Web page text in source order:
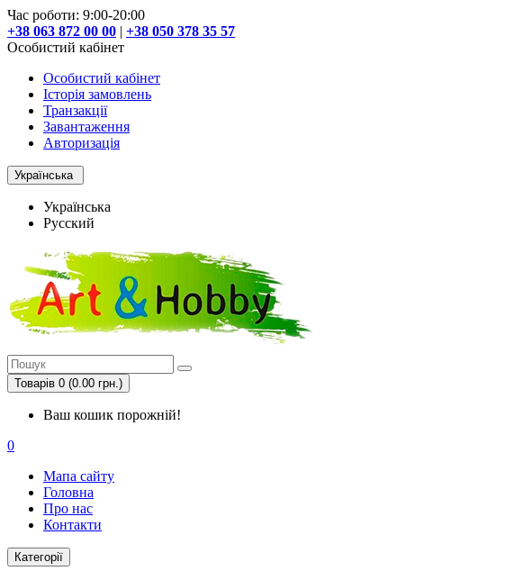
Час роботи: 9:00-20:00
+38 063 872 00 00 | +38 050 378 35 57
Особистий кабінет
Особистий кабінет
Історія замовлень
Транзакції
Завантаження
Авторизація
Українська
Українська
Русский
Товарів 0 (0.00 грн.)
Ваш кошик порожній!
0
Мапа сайту
Головна
Про нас
Контакти
Категорії